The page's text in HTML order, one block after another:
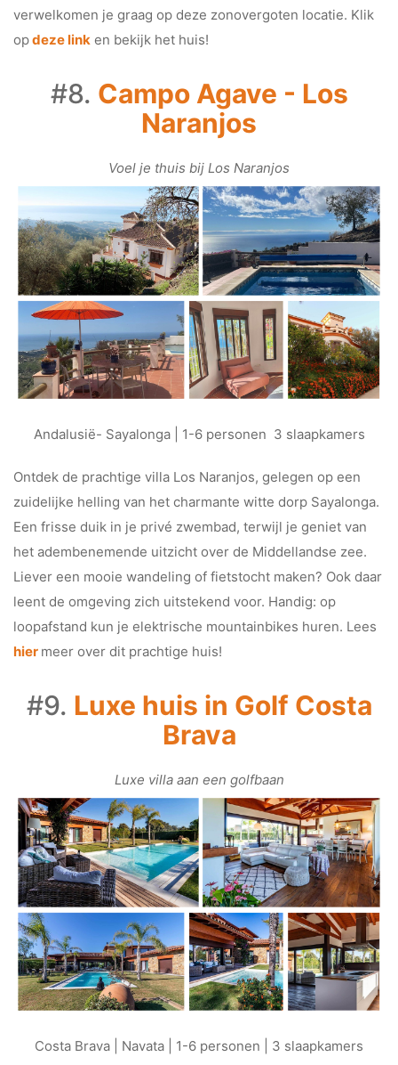
verwelkomen je graag op deze zonovergoten locatie. Klik
opdeze link en bekijk het huis!
#8. Campo Agave - Los
Naranjos
Voel je thuis bij Los Naranjos
Andalusië- Sayalonga | 1-6 personen 3 slaapkamers
Ontdek de prachtige villa Los Naranjos, gelegen op een
zuidelijke helling van het charmante witte dorp Sayalonga.
Een frisse duik in je privé zwembad, terwijl je geniet van
het adembenemende uitzicht over de Middellandse zee.
Liever een mooie wandeling of fietstocht maken? Ook daar
leent de omgeving zich uitstekend voor. Handig: op
loopafstand kun je elektrische mountainbikes huren. Lees
hier meer over dit prachtige huis!
#9. Luxe huis in Golf Costa
Brava
Luxe villa aan een golfbaan
Costa Brava | Navata | 1-6 personen | 3 slaapkamers